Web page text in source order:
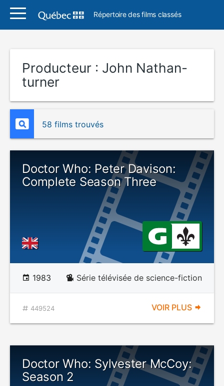
Répertoire des films classés
Producteur : John Nathan-
turner
58 films trouvés
Doctor Who: Peter Davison:
Complete Season Three
1983 Série télévisée de science-fiction
449524 VOIR PLUS
Doctor Who: Sylvester McCoy:
Season 2